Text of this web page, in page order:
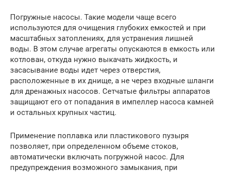
Погружные насосы. Такие модели чаще всего
используются для очищения глубоких емкостей и при
масштабных затоплениях, для устранения лишней
воды. В этом случае агрегаты опускаются в емкость или
котлован, откуда нужно выкачать жидкость, и
засасывание воды идет через отверстия,
расположенные в их днище, а не через входные шланги
для дренажных насосов. Сетчатые фильтры аппаратов
защищают его от попадания в импеллер насоса камней
и остальных крупных частиц.
Применение поплавка или пластикового пузыря
позволяет, при определенном объеме стоков,
автоматически включать погружной насос. Для
предупреждения возможного замыкания, при